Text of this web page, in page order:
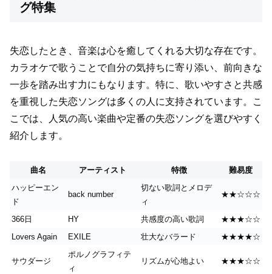
グ特集
失恋したとき、音楽は心を癒してくれる大切な存在です。
カラオケで歌うことで自分の気持ちに寄り添い、前向きな
一歩を踏み出す力にもなります。特に、歌いやすさと共感
を重視した失恋ソングは多くの人に支持されています。こ
こでは、人気の高い楽曲や定番の失恋ソングを選びやすく
紹介します。
曲名 アーティスト 特徴
難易度
ハッピーエン
ド
back number
切ない歌詞とメロデ
ィ
★★☆☆☆
366日 HY 共感度の高い歌詞
★★★☆☆
Lovers Again
EXILE 壮大なバラード ★★★★☆
サウダージ
ポルノグラフィテ
ィ
リズムが心地よい ★★★☆☆